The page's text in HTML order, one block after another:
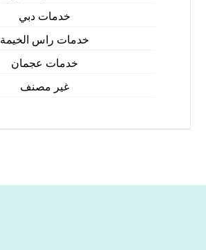
خدمات دبي
خدمات راس الخيمة
خدمات عجمان
غير مصنف